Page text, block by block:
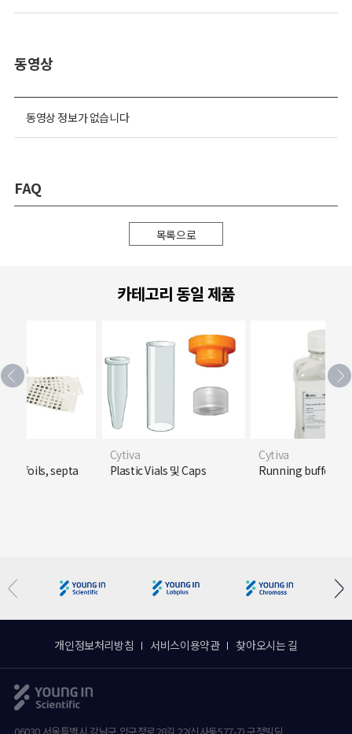
동영상
동영상 정보가 없습니다
FAQ
목록으로
카테고리 동일 제품
foils, septa
Cytiva
Plastic Vials 및 Caps
Cytiva
Running buffers
개인정보처리방침 서비스이용약관 찾아오시는 길
06030 서울특별시 강남구 압구정로28길 22(신사동577-7) 구정빌딩